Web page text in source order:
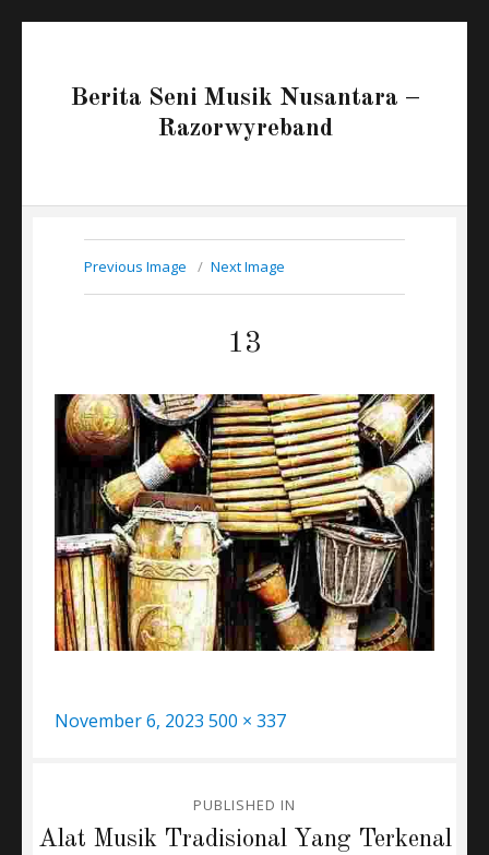
Berita Seni Musik Nusantara –
Razorwyreband
Previous Image Next Image
13
Posted
November 6, 2023 Full
500 × 337
navigation
PUBLISHED IN
Alat Musik Tradisional Yang Terkenal